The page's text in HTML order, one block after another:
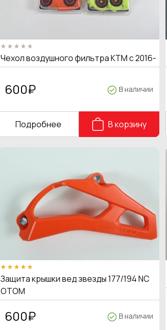
Чехол воздушного фильтра KTM с 2016-
600₽ В наличии
Подробнее В корзину
Защита крышки вед звезды 177/194 NC
OTOM
600₽ В наличии